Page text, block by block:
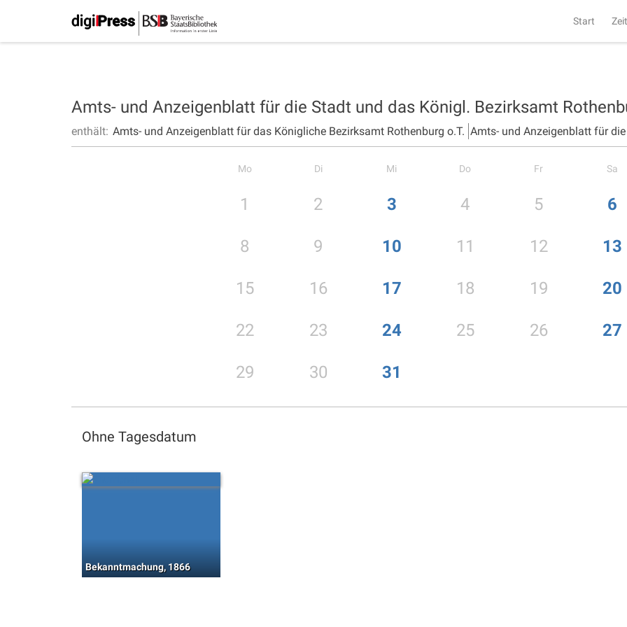
Start
Amts- und Anzeigenblatt für die Stadt und das Königl. Bezirksamt
enthält: Amts- und Anzeigenblatt für das Königliche Bezirksamt Rothenburg o.T. Amts- und Anzeigenblatt für
Mo Di Mi Do Fr Sa
1 2 3 4 5 6
8 9 10 11 12 13
15 16 17 18 19 20
22 23 24 25 26 27
29 30 31
Ohne Tagesdatum
Bekanntmachung, 1866